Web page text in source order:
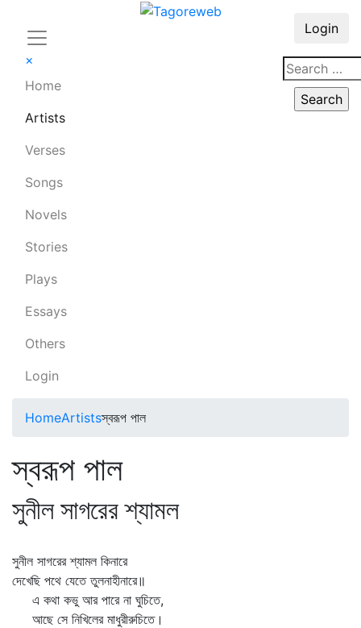
×
Home
Artists
Verses
Songs
Novels
Stories
Plays
Essays
Others
Login
Login
HomeArtistsস্বরূপ পাল
স্বরূপ পাল
সুনীল সাগরের শ্যামল
সুনীল সাগরের শ্যামল কিনারে
দেখেছি পথে যেতে তুলনাহীনারে॥
এ কথা কভু আর পারে না ঘুচিতে,
আছে সে নিখিলের মাধুরীরুচিতে।